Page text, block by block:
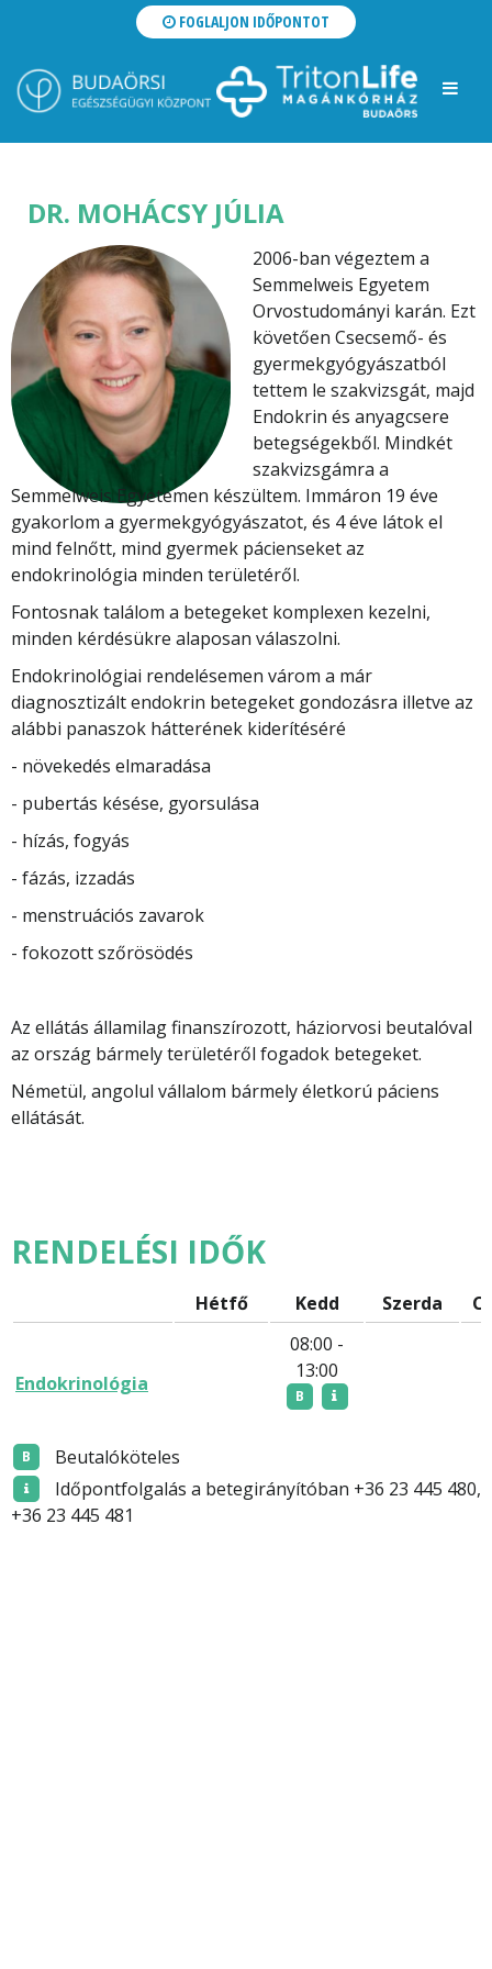
FOGLALJON IDŐPONTOT
DR. MOHÁCSY JÚLIA
2006-ban végeztem a
Semmelweis Egyetem
Orvostudományi karán. Ezt
követően Csecsemő- és
gyermekgyógyászatból
tettem le szakvizsgát, majd
Endokrin és anyagcsere
betegségekből. Mindkét
szakvizsgámra a
Semmelweis Egyetemen készültem. Immáron 19 éve
gyakorlom a gyermekgyógyászatot, és 4 éve látok el
mind felnőtt, mind gyermek pácienseket az
endokrinológia minden területéről.
Fontosnak találom a betegeket komplexen kezelni,
minden kérdésükre alaposan válaszolni.
Endokrinológiai rendelésemen várom a már
diagnosztizált endokrin betegeket gondozásra illetve az
alábbi panaszok hátterének kiderítéséré
- növekedés elmaradása
- pubertás késése, gyorsulása
- hízás, fogyás
- fázás, izzadás
- menstruációs zavarok
- fokozott szőrösödés
Az ellátás államilag finanszírozott, háziorvosi beutalóval
az ország bármely területéről fogadok betegeket.
Németül, angolul vállalom bármely életkorú páciens
ellátását.
RENDELÉSI IDŐK
Hétfő Kedd Szerda
Endokrinológia
08:00 -
13:00
B
B
Beutalóköteles
Időpontfolgalás a betegirányítóban +36 23 445 480,
+36 23 445 481